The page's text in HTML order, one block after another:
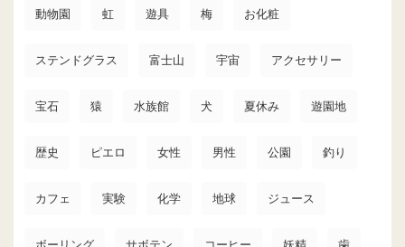
動物園 虹 遊具 梅 お化粧
ステンドグラス 富士山 宇宙 アクセサリー
宝石 猿 水族館 犬 夏休み 遊園地
歴史 ピエロ 女性 男性 公園 釣り
カフェ 実験 化学 地球 ジュース